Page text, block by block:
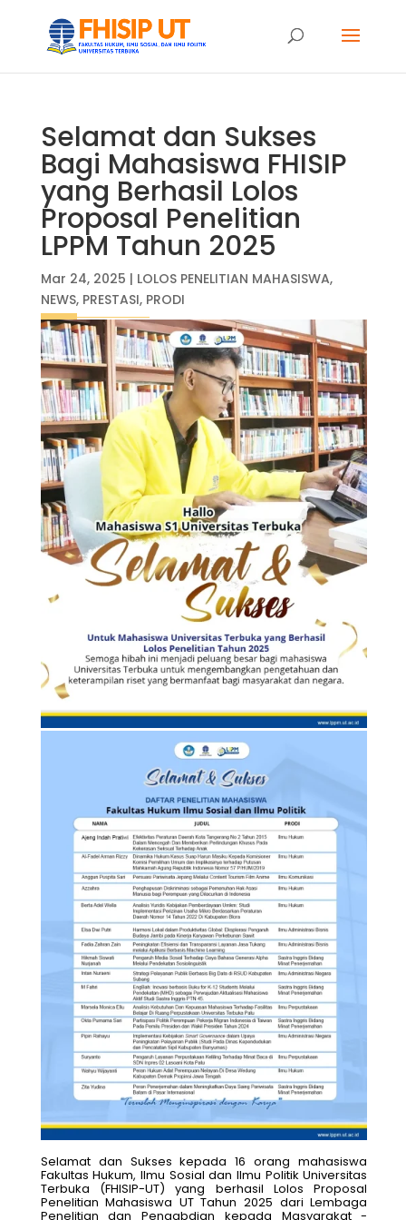
Selamat dan Sukses
Bagi Mahasiswa FHISIP
yang Berhasil Lolos
Proposal Penelitian
LPPM Tahun 2025
Mar 24, 2025 | LOLOS PENELITIAN MAHASISWA,
NEWS, PRESTASI, PRODI
Selamat dan Sukses kepada 16 orang mahasiswa
Fakultas Hukum, Ilmu Sosial dan Ilmu Politik Universitas
Terbuka (FHISIP-UT) yang berhasil LolosProposal
Penelitian Mahasiswa UT Tahun 2025 dariLembaga
Penelitian dan Pengabdian kepada Masyarakat -